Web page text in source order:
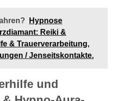
Hypnose
Reiki &
& Trauerverarbeitung,
/ Jenseitskontakte.
und